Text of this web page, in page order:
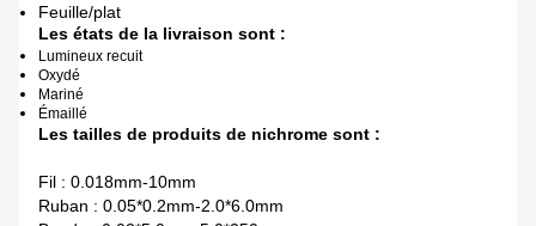
Feuille/plat
Les états de la livraison sont :
Lumineux recuit
Oxydé
Mariné
Émaillé
Les tailles de produits de nichrome sont :
Fil : 0.018mm-10mm
Ruban : 0.05*0.2mm-2.0*6.0mm